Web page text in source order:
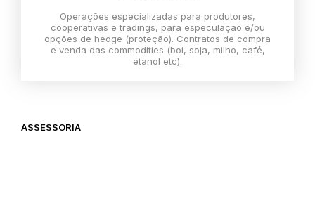
Operações especializadas para produtores,
cooperativas e tradings, para especulação e/ou
opções de hedge (proteção). Contratos de compra
e venda das commodities (boi, soja, milho, café,
etanol etc).
ASSESSORIA